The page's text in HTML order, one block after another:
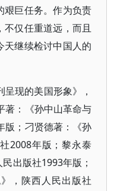
艰巨任务。作为负责
仅任重道远，而且
天继续检讨中国人的
现的美国形象》，
著：《孙中山革命与
版；刁贤德著：《孙
2008年版；黎永泰
出版社1993年版；
，陕西人民出版社